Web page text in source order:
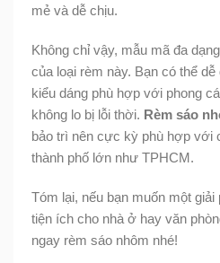
mẻ và dễ chịu.
Không chỉ vậy, mẫu mã đa
của loại rèm này. Bạn có thể
kiểu dáng phù hợp với phong
không lo bị lỗi thời. Rèm sáo
bảo trì nên cực kỳ phù hợp với
thành phố lớn như TPHCM.
Tóm lại, nếu bạn muốn một
tiện ích cho nhà ở hay văn
ngay rèm sáo nhôm nhé!